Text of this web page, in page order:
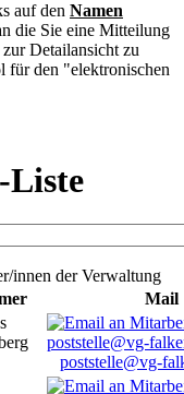
auf den Namen
die Sie eine Mitteilung
Detailansicht zu
für den "elektronischen
Liste
innen der Verwaltung
Mail
poststelle@vg-